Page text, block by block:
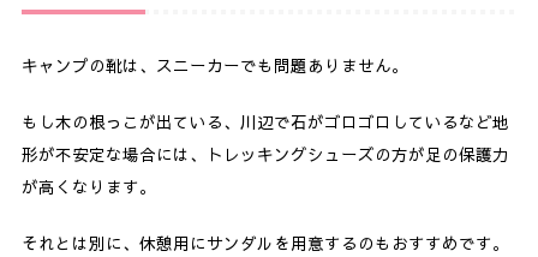
キャンプの靴は、スニーカーでも問題ありません。
もし木の根っこが出ている、川辺で石がゴロゴロしているなど地
形が不安定な場合には、トレッキングシューズの方が足の保護力
が高くなります。
それとは別に、休憩用にサンダルを用意するのもおすすめです。